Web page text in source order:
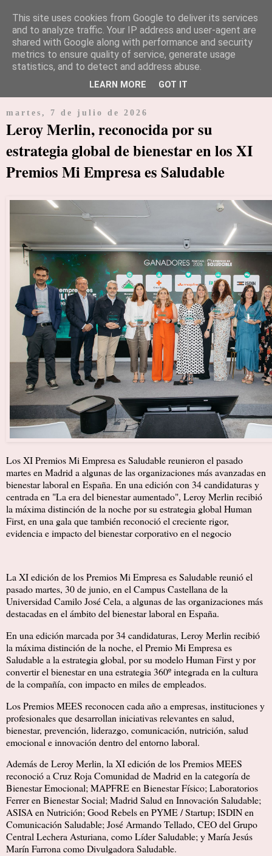
Periódico diario especializado en noticias e información de
empresarial y económica
martes, 7 de julio de 2026
Leroy Merlin, reconocida por su
estrategia global de bienestar en los XI
Premios Mi Empresa es Saludable
Los XI Premios Mi Empresa es Saludable reunieron el pasado
martes en Madrid a algunas de las organizaciones más avanzadas en
bienestar laboral en España. En una edición con 34 candidaturas y
centrada en "La era del bienestar aumentado", Leroy Merlin recibió
la máxima distinción de la noche por su estrategia global Human
First, en una gala que también reconoció el creciente rigor,
evidencia e impacto del bienestar corporativo en el negocio
La XI edición de los Premios Mi Empresa es Saludable reunió el
pasado martes, 30 de junio, en el Campus Castellana de la
Universidad Camilo José Cela, a algunas de las organizaciones más
destacadas en el ámbito del bienestar laboral en España.
En una edición marcada por 34 candidaturas, Leroy Merlin recibió
la máxima distinción de la noche, el Premio Mi Empresa es
Saludable a la estrategia global, por su modelo Human First y por
convertir el bienestar en una estrategia 360º integrada en la cultura
de la compañía, con impacto en miles de empleados.
Los Premios MEES reconocen cada año a empresas, instituciones y
profesionales que desarrollan iniciativas relevantes en salud,
bienestar, prevención, liderazgo, comunicación, nutrición, salud
emocional e innovación dentro del entorno laboral.
Además de Leroy Merlin, la XI edición de los Premios MEES
reconoció a Cruz Roja Comunidad de Madrid en la categoría de
Bienestar Emocional; MAPFRE en Bienestar Físico; Laboratorios
Ferrer en Bienestar Social; Madrid Salud en Innovación Saludable;
ASISA en Nutrición; Good Rebels en PYME / Startup; ISDIN en
Comunicación Saludable; José Armando Tellado, CEO del Grupo
Central Lechera Asturiana, como Líder Saludable; y María Jesús
Marín Farrona como Divulgadora Saludable.
This site uses cookies from Google to deliver its services
and to analyze traffic. Your IP address and user-agent are
shared with Google along with performance and security
metrics to ensure quality of service, generate usage
statistics, and to detect and address abuse.
LEARN MORE GOT IT